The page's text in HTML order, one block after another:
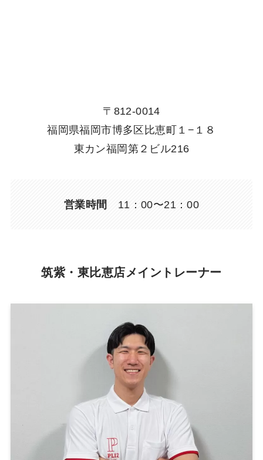
〒812-0014
福岡県福岡市博多区比恵町１−１８
東カン福岡第２ビル216
営業時間 11：00〜21：00
筑紫・東比恵店メイントレーナー